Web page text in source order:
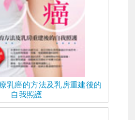
乳癌的方法及乳房重建後的
自我照護